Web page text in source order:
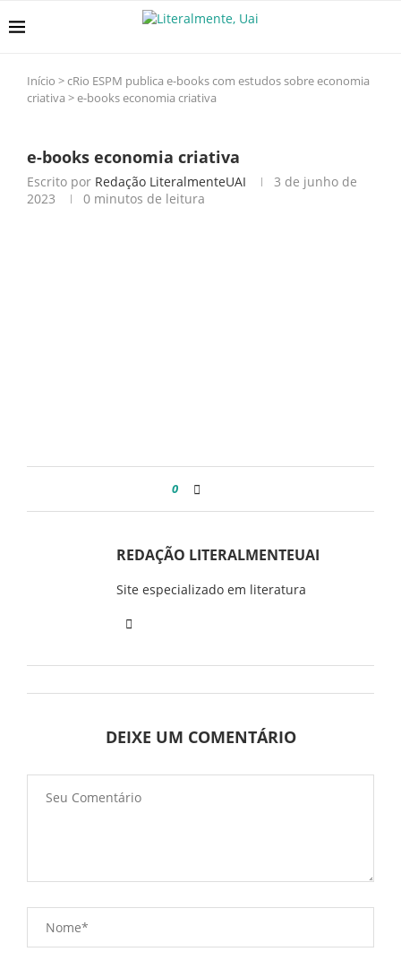
Início >cRio ESPM publica e-books com estudos sobre economia
criativa >e-books economia criativa
e-books economia criativa
Escrito por Redação LiteralmenteUAI
3 de junho de
2023
0 minutos de leitura
0
REDAÇÃO LITERALMENTEUAI
Site especializado em literatura
DEIXE UM COMENTÁRIO